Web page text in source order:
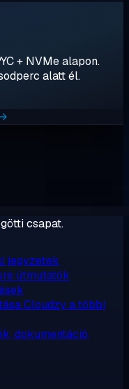
+ NVMe alapon.
alatt él.
csapat.
jegyzetek
útmutatók
Cloudzy a többi
dokumentáció,